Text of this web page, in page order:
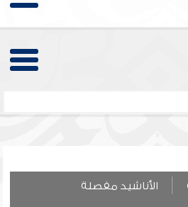
الأناشيد مفصلة